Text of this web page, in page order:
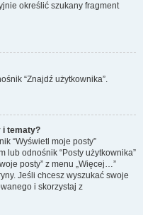
określić szukany fragment
“Znajdź użytkownika”.
i tematy?
“Wyświetl moje posty”
lub odnośnik “Posty użytkownika”
posty” z menu „Więcej…”
Jeśli chcesz wyszukać swoje
i skorzystaj z